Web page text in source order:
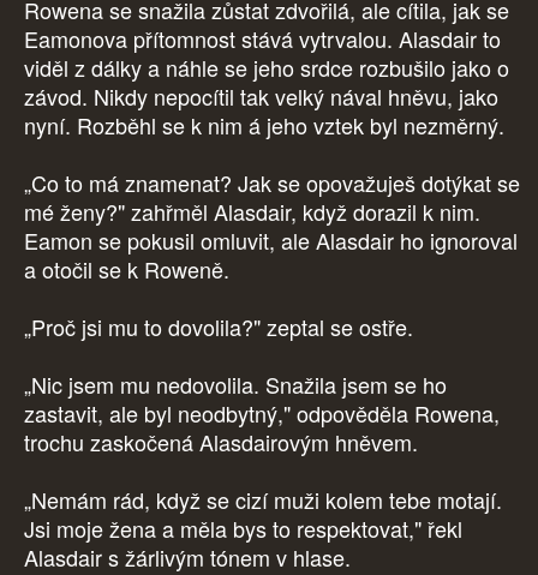
Rowena se snažila zůstat zdvořilá, ale cítila, jak se
Eamonova přítomnost stává vytrvalou. Alasdair to
viděl z dálky a náhle se jeho srdce rozbušilo jako o
závod. Nikdy nepocítil tak velký nával hněvu, jako
nyní. Rozběhl se k nim á jeho vztek byl nezměrný.
„Co to má znamenat? Jak se opovažuješ dotýkat se
mé ženy?" zahřměl Alasdair, když dorazil k nim.
Eamon se pokusil omluvit, ale Alasdair ho ignoroval
a otočil se k Roweně.
„Proč jsi mu to dovolila?" zeptal se ostře.
„Nic jsem mu nedovolila. Snažila jsem se ho
zastavit, ale byl neodbytný," odpověděla Rowena,
trochu zaskočená Alasdairovým hněvem.
„Nemám rád, když se cizí muži kolem tebe motají.
Jsi moje žena a měla bys to respektovat," řekl
Alasdair s žárlivým tónem v hlase.